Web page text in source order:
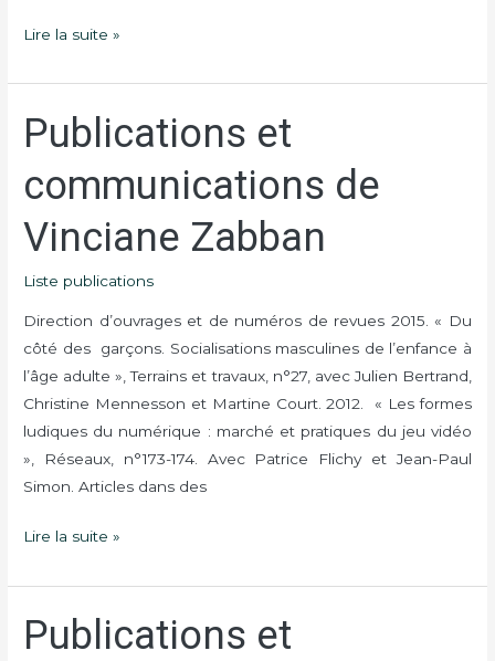
Lire la suite »
Publications et
communications de
Vinciane Zabban
Liste publications
Direction d’ouvrages et de numéros de revues 2015. « Du
côté des garçons. Socialisations masculines de l’enfance à
l’âge adulte », Terrains et travaux, n°27, avec Julien Bertrand,
Christine Mennesson et Martine Court. 2012. « Les formes
ludiques du numérique : marché et pratiques du jeu vidéo
», Réseaux, n°173-174. Avec Patrice Flichy et Jean-Paul
Simon. Articles dans des
Publications
et
communications
de
Vinciane
Lire la suite »
Publications et
Publications
et